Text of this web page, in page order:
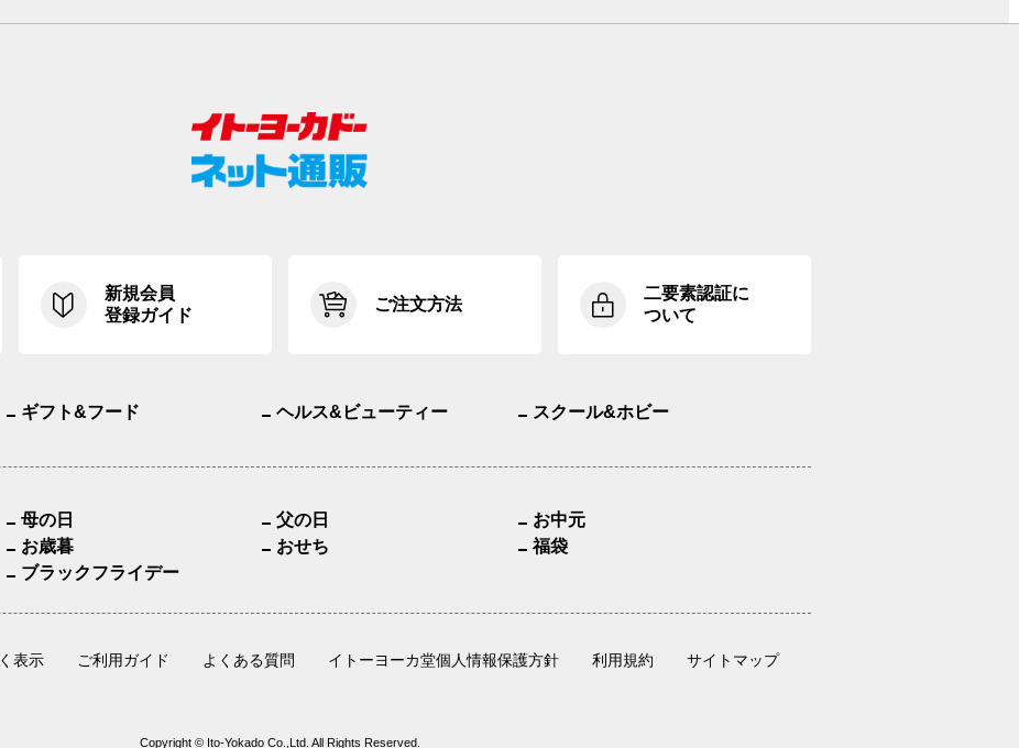
新規会員
登録ガイド
ご注文方法
二要素認証に
ついて
ギフト&フード ヘルス&ビューティー スクール&ホビー
母の日 父の日
お中元
お歳暮
おせち
福袋
ブラックフライデー
表示 ご利用ガイド よくある質問 イトーヨーカ堂個人情報保護方針 利用規約 サイトマップ
Copyright © Ito-Yokado Co.,Ltd. All Rights Reserved.